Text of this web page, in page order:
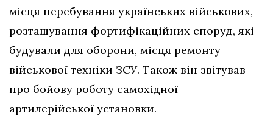
місця перебування українських військових,
розташування фортифікаційних споруд, які
будували для оборони, місця ремонту
військової техніки ЗСУ. Також він звітував
про бойову роботу самохідної
артилерійської установки.